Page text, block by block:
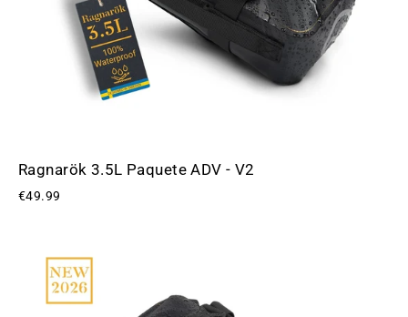
Ragnarök 3.5L Paquete ADV - V2
€49.99